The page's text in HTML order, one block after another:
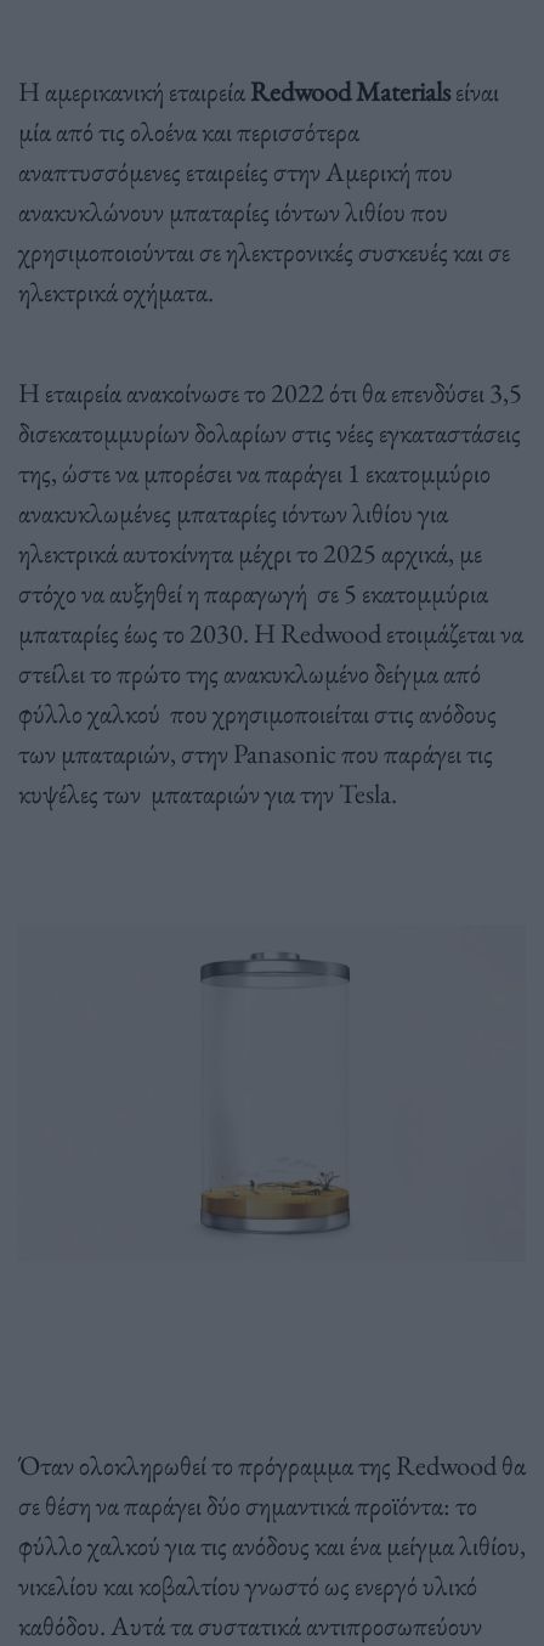
Η αμερικανική εταιρείαRedwood Materialsείναι
μία από τις ολοένα και περισσότερα
αναπτυσσόμενες εταιρείες στην Αμερική που
ανακυκλώνουν μπαταρίες ιόντων λιθίου που
χρησιμοποιούνται σε ηλεκτρονικές συσκευές και σε
ηλεκτρικά οχήματα.
Η εταιρεία ανακοίνωσε το 2022 ότι θα επενδύσει 3,5
δισεκατομμυρίων δολαρίων στις νέες εγκαταστάσεις
της, ώστε να μπορέσει να παράγει 1 εκατομμύριο
ανακυκλωμένες μπαταρίες ιόντων λιθίου για
ηλεκτρικά αυτοκίνητα μέχρι το 2025 αρχικά, με
στόχο να αυξηθεί η παραγωγή σε 5 εκατομμύρια
μπαταρίες έως το 2030. Η Redwood ετοιμάζεται να
στείλει το πρώτο της ανακυκλωμένο δείγμα από
φύλλο χαλκού που χρησιμοποιείται στις ανόδους
των μπαταριών, στην Panasonic που παράγει τις
κυψέλες των μπαταριών για την Tesla.
Όταν ολοκληρωθεί το πρόγραμμα της Redwood θα
σε θέση να παράγει δύο σημαντικά προϊόντα: το
φύλλο χαλκού για τις ανόδους και ένα μείγμα λιθίου,
νικελίου και κοβαλτίου γνωστό ως ενεργό υλικό
καθόδου. Αυτά τα συστατικά αντιπροσωπεύουν